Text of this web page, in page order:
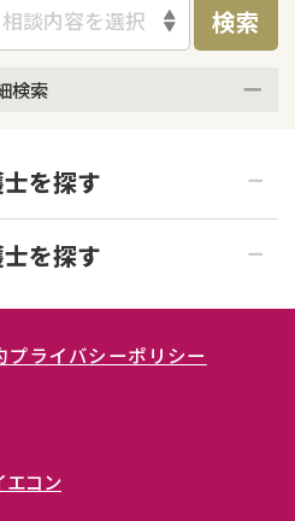
相談内容を選択 検索
検索
土日祝の相談可能
を探す
青森県
宮城県
神奈川県
群馬県
山梨県
京都府
を探す
親権・面会交流権
財産分与
プライバシーポリシー
エコン